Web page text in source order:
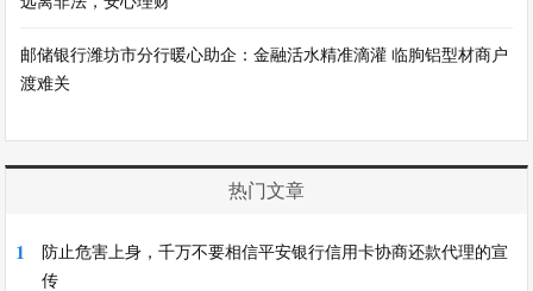
邮储银行潍坊市分行暖心助企：金融活水精准滴灌 临朐铝型材商户
渡难关
热门文章
1
防止危害上身，千万不要相信平安银行信用卡协商还款代理的宣
传